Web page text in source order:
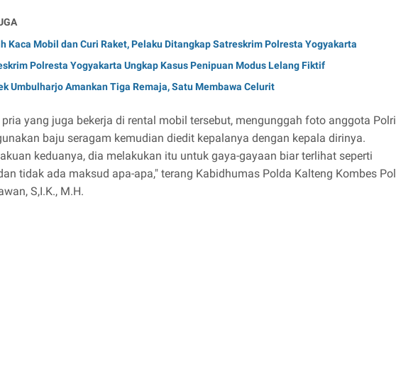
Kaca Mobil dan Curi Raket, Pelaku Ditangkap Satreskrim Polresta Yogyakarta
Polresta Yogyakarta Ungkap Kasus Penipuan Modus Lelang Fiktif
Umbulharjo Amankan Tiga Remaja, Satu Membawa Celurit
yang juga bekerja di rental mobil tersebut, mengunggah foto anggota Polri
baju seragam kemudian diedit kepalanya dengan kepala dirinya.
keduanya, dia melakukan itu untuk gaya-gayaan biar terlihat seperti
tidak ada maksud apa-apa," terang Kabidhumas Polda Kalteng Kombes Pol
S,I.K., M.H.